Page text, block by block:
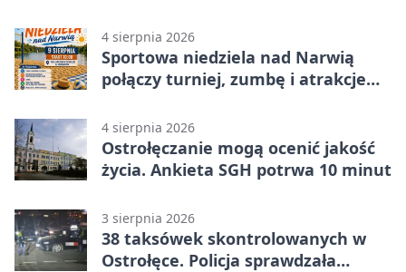
4 sierpnia 2026
Sportowa niedziela nad Narwią
połączy turniej, zumbę i atrakcje
4 sierpnia 2026
Ostrołęczanie mogą ocenić jakość
życia. Ankieta SGH potrwa 10 minut
3 sierpnia 2026
38 taksówek skontrolowanych w
Ostrołęce. Policja sprawdzała